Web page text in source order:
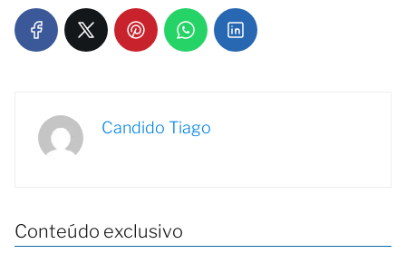
Candido Tiago
Conteúdo exclusivo